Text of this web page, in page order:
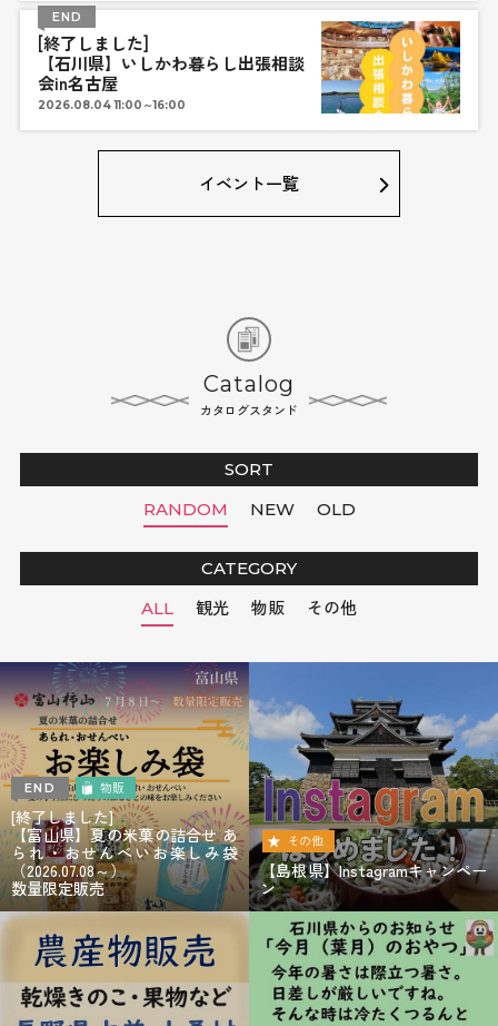
END
[終了しました]
【石川県】いしかわ暮らし出張相談
会in名古屋
2026.08.04 11:00～16:00
イベント一覧
Catalog
カタログスタンド
SORT
RANDOM
NEW OLD
CATEGORY
ALL
観光 物販 その他
END 物販
[終了しました]
【富山県】夏の米菓の詰合せ あ
られ・おせんべいお楽しみ袋
（2026.07.08～）
数量限定販売
その他
【島根県】Instagramキャンペー
ン